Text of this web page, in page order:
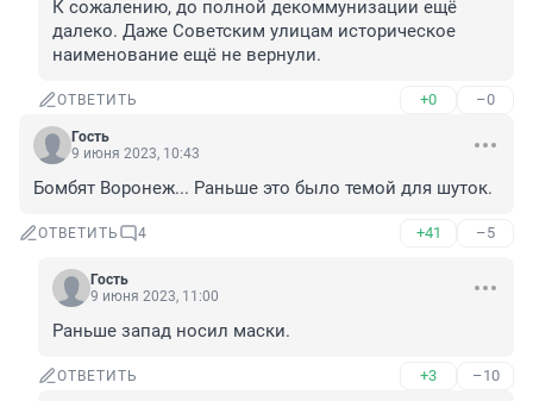
К сожалению, до полной декоммунизации ещё
далеко. Даже Советским улицам историческое
наименование ещё не вернули.
ОТВЕТИТЬ +0 –0
Гость
9 июня 2023, 10:43
Бомбят Воронеж... Раньше это было темой для шуток.
ОТВЕТИТЬ 4 +41 –5
Гость
9 июня 2023, 11:00
Раньше запад носил маски.
ОТВЕТИТЬ +3 –10